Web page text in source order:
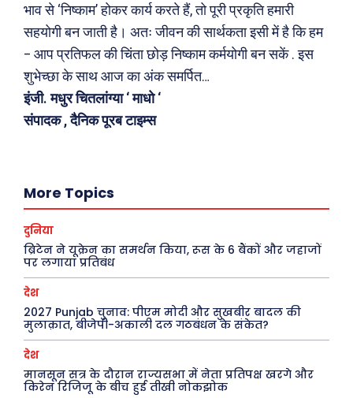
छत्तीसगढ़
दुनिया
अपराध
सरकारी योजना
वो ख़्वाबों के दिन
आज का कार्टून
संस्मरण
मधुर वचन
भाव से ‘निष्काम’ होकर कार्य करते हैं, तो पूरी प्रकृति हमारी
सहयोगी बन जाती है। अतः जीवन की सार्थकता इसी में है कि हम
– आप प्रतिफल की चिंता छोड़ निष्काम कर्मयोगी बन सकें . इस
शुभेच्छा के साथ आज का अंक समर्पित…
इंजी. मधुर चितलांग्या ‘ माधो ‘
संपादक , दैनिक पूरब टाइम्स
More Topics
दुनिया
ब्रिटेन ने यूक्रेन का समर्थन किया, रूस के 6 बैंकों और जहाजों
पर लगाया प्रतिबंध
देश
2027 Punjab चुनाव: पीएम मोदी और सुखबीर बादल की
मुलाक़ात, बीजेपी-अकाली दल गठबंधन के संकेत?
देश
मानसून सत्र के दौरान राज्यसभा में नेता प्रतिपक्ष खरगे और
किरेन रिजिजू के बीच हुई तीखी नोकझोक